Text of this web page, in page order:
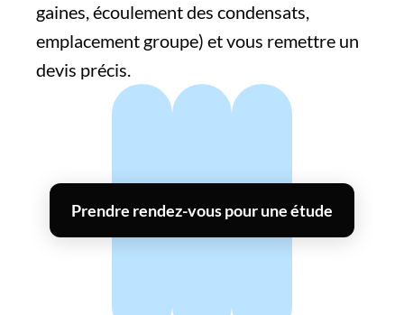
gaines, écoulement des condensats,
emplacement groupe) et vous remettre un
devis précis.
Prendre rendez-vous pour une étude